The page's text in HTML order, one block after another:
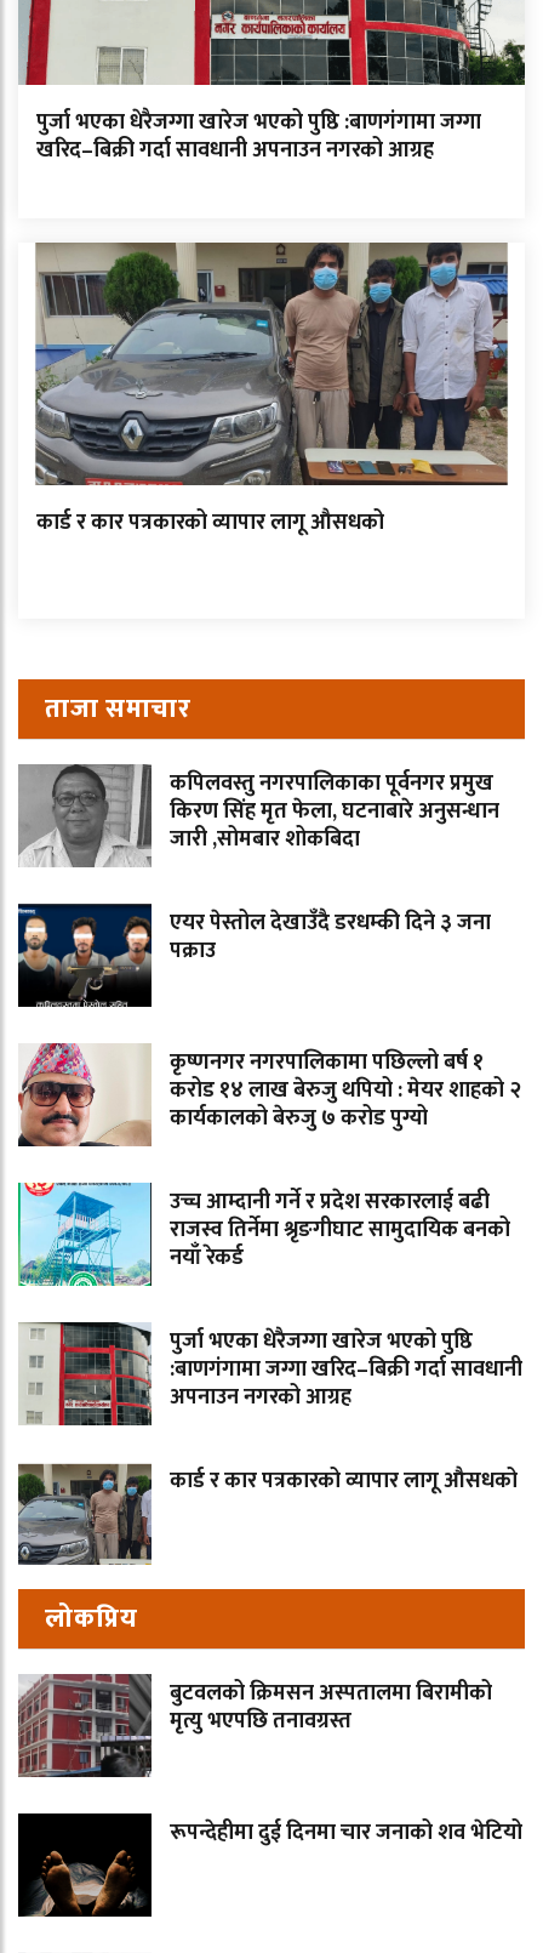
पुर्जा भएका धेरैजग्गा खारेज भएको पुष्ठि :बाणगंगामा जग्गा
खरिद–बिक्री गर्दा सावधानी अपनाउन नगरको आग्रह
कार्ड र कार पत्रकारको व्यापार लागू औसधको
ताजा समाचार
कपिलवस्तु नगरपालिकाका पूर्वनगर प्रमुख
किरण सिंह मृत फेला, घटनाबारे अनुसन्धान
जारी ,सोमबार शोकबिदा
एयर पेस्तोल देखाउँदै डरधम्की दिने ३ जना
पक्राउ
कृष्णनगर नगरपालिकामा पछिल्लो बर्ष १
करोड १४ लाख बेरुजु थपियो : मेयर शाहको २
कार्यकालको बेरुजु ७ करोड पुग्यो
उच्च आम्दानी गर्ने र प्रदेश सरकारलाई बढी
राजस्व तिर्नेमा श्रृङगीघाट सामुदायिक बनको
नयाँ रेकर्ड
पुर्जा भएका धेरैजग्गा खारेज भएको पुष्ठि
:बाणगंगामा जग्गा खरिद–बिक्री गर्दा सावधानी
अपनाउन नगरको आग्रह
कार्ड र कार पत्रकारको व्यापार लागू औसधको
लोकप्रिय
बुटवलको क्रिमसन अस्पतालमा बिरामीको
मृत्यु भएपछि तनावग्रस्त
रूपन्देहीमा दुई दिनमा चार जनाको शव भेटियो